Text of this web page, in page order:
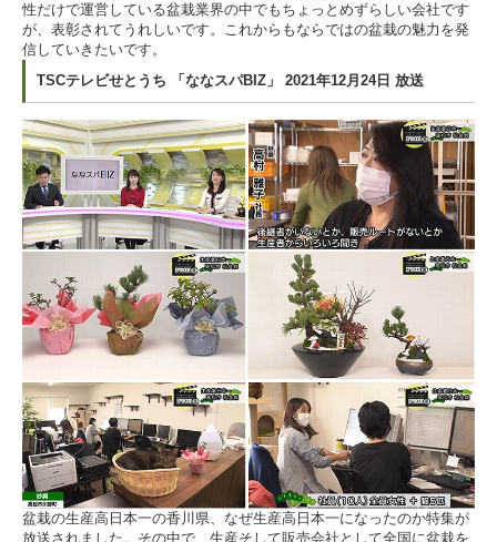
性だけで運営している盆栽業界の中でもちょっとめずらしい会社です
が、表彰されてうれしいです。これからもならではの盆栽の魅力を発
信していきたいです。
TSCテレビせとうち 「ななスパBIZ」 2021年12月24日 放送
盆栽の生産高日本一の香川県、なぜ生産高日本一になったのか特集が
放送されました。その中で、生産そして販売会社として全国に盆栽を